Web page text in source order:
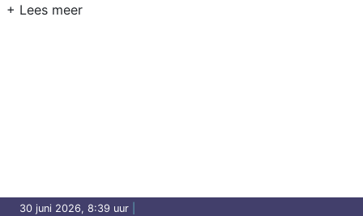
30 juni 2026, 8:39 uur